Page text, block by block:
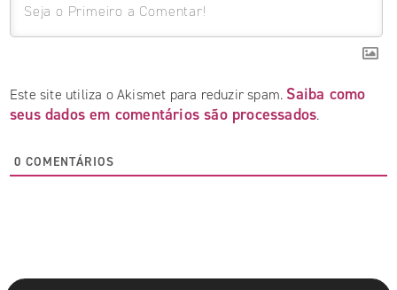
Este site utiliza o Akismet para reduzir spam. Saiba como
seus dados em comentários são processados.
0 COMENTÁRIOS